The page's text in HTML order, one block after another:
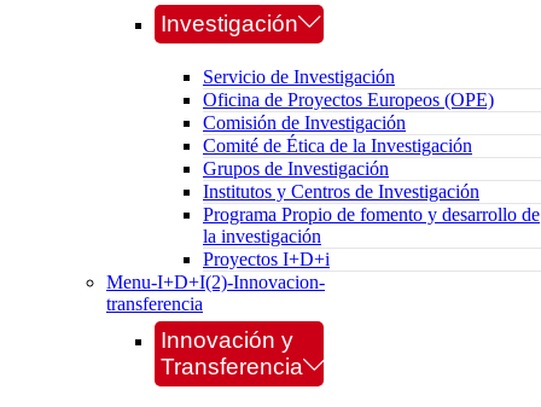
Investigación
Servicio de Investigación
Oficina de Proyectos Europeos (OPE)
Comisión de Investigación
Comité de Ética de la Investigación
Grupos de Investigación
Institutos y Centros de Investigación
Programa Propio de fomento y desarrollo de
la investigación
Proyectos I+D+i
Menu-I+D+I(2)-Innovacion-
transferencia
Innovación y
Transferencia